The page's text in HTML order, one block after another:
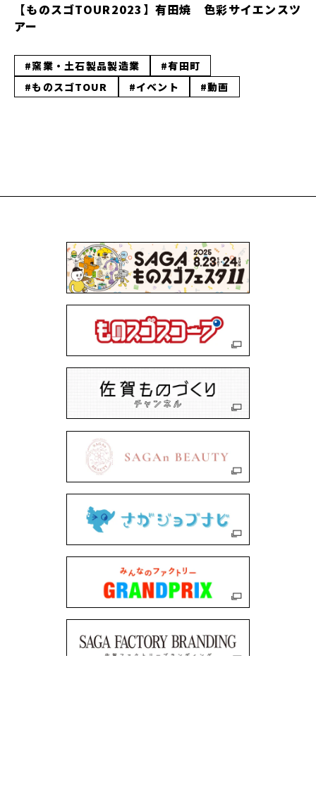
【ものスゴTOUR2023】有田焼 色彩サイエンスツ
アー
#窯業・土石製品製造業
#有田町
#ものスゴTOUR
#イベント #動画